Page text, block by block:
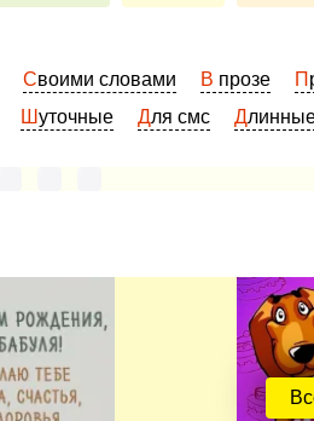
Своими словами В прозе
Шуточные Для смс